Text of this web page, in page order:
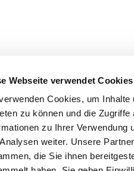
Webseite verwendet Cookies
Cookies, um
zu können und die
zu Ihrer Verwendung
weiter. Unsere
die Sie ihnen